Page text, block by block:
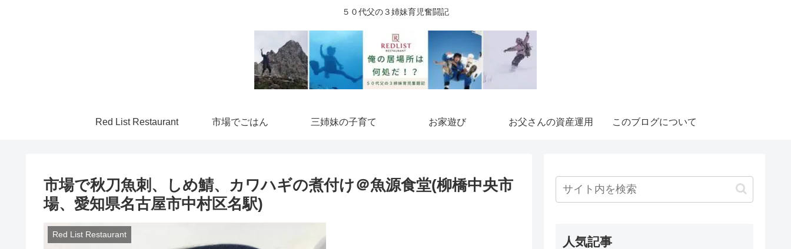
５０代父の３姉妹育児奮闘記
Red List Restaurant 市場でごはん 三姉妹の子育て お家遊び お父さんの資産運用 このブログについて
市場で秋刀魚刺、しめ鯖、カワハギの煮付け＠魚源食堂(柳橋中央市
場、愛知県名古屋市中村区名駅)
Red List Restaurant
人気記事